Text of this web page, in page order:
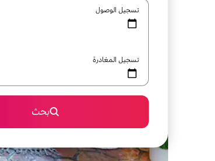
تسجيل الوصول
تسجيل المغادرة
بحث